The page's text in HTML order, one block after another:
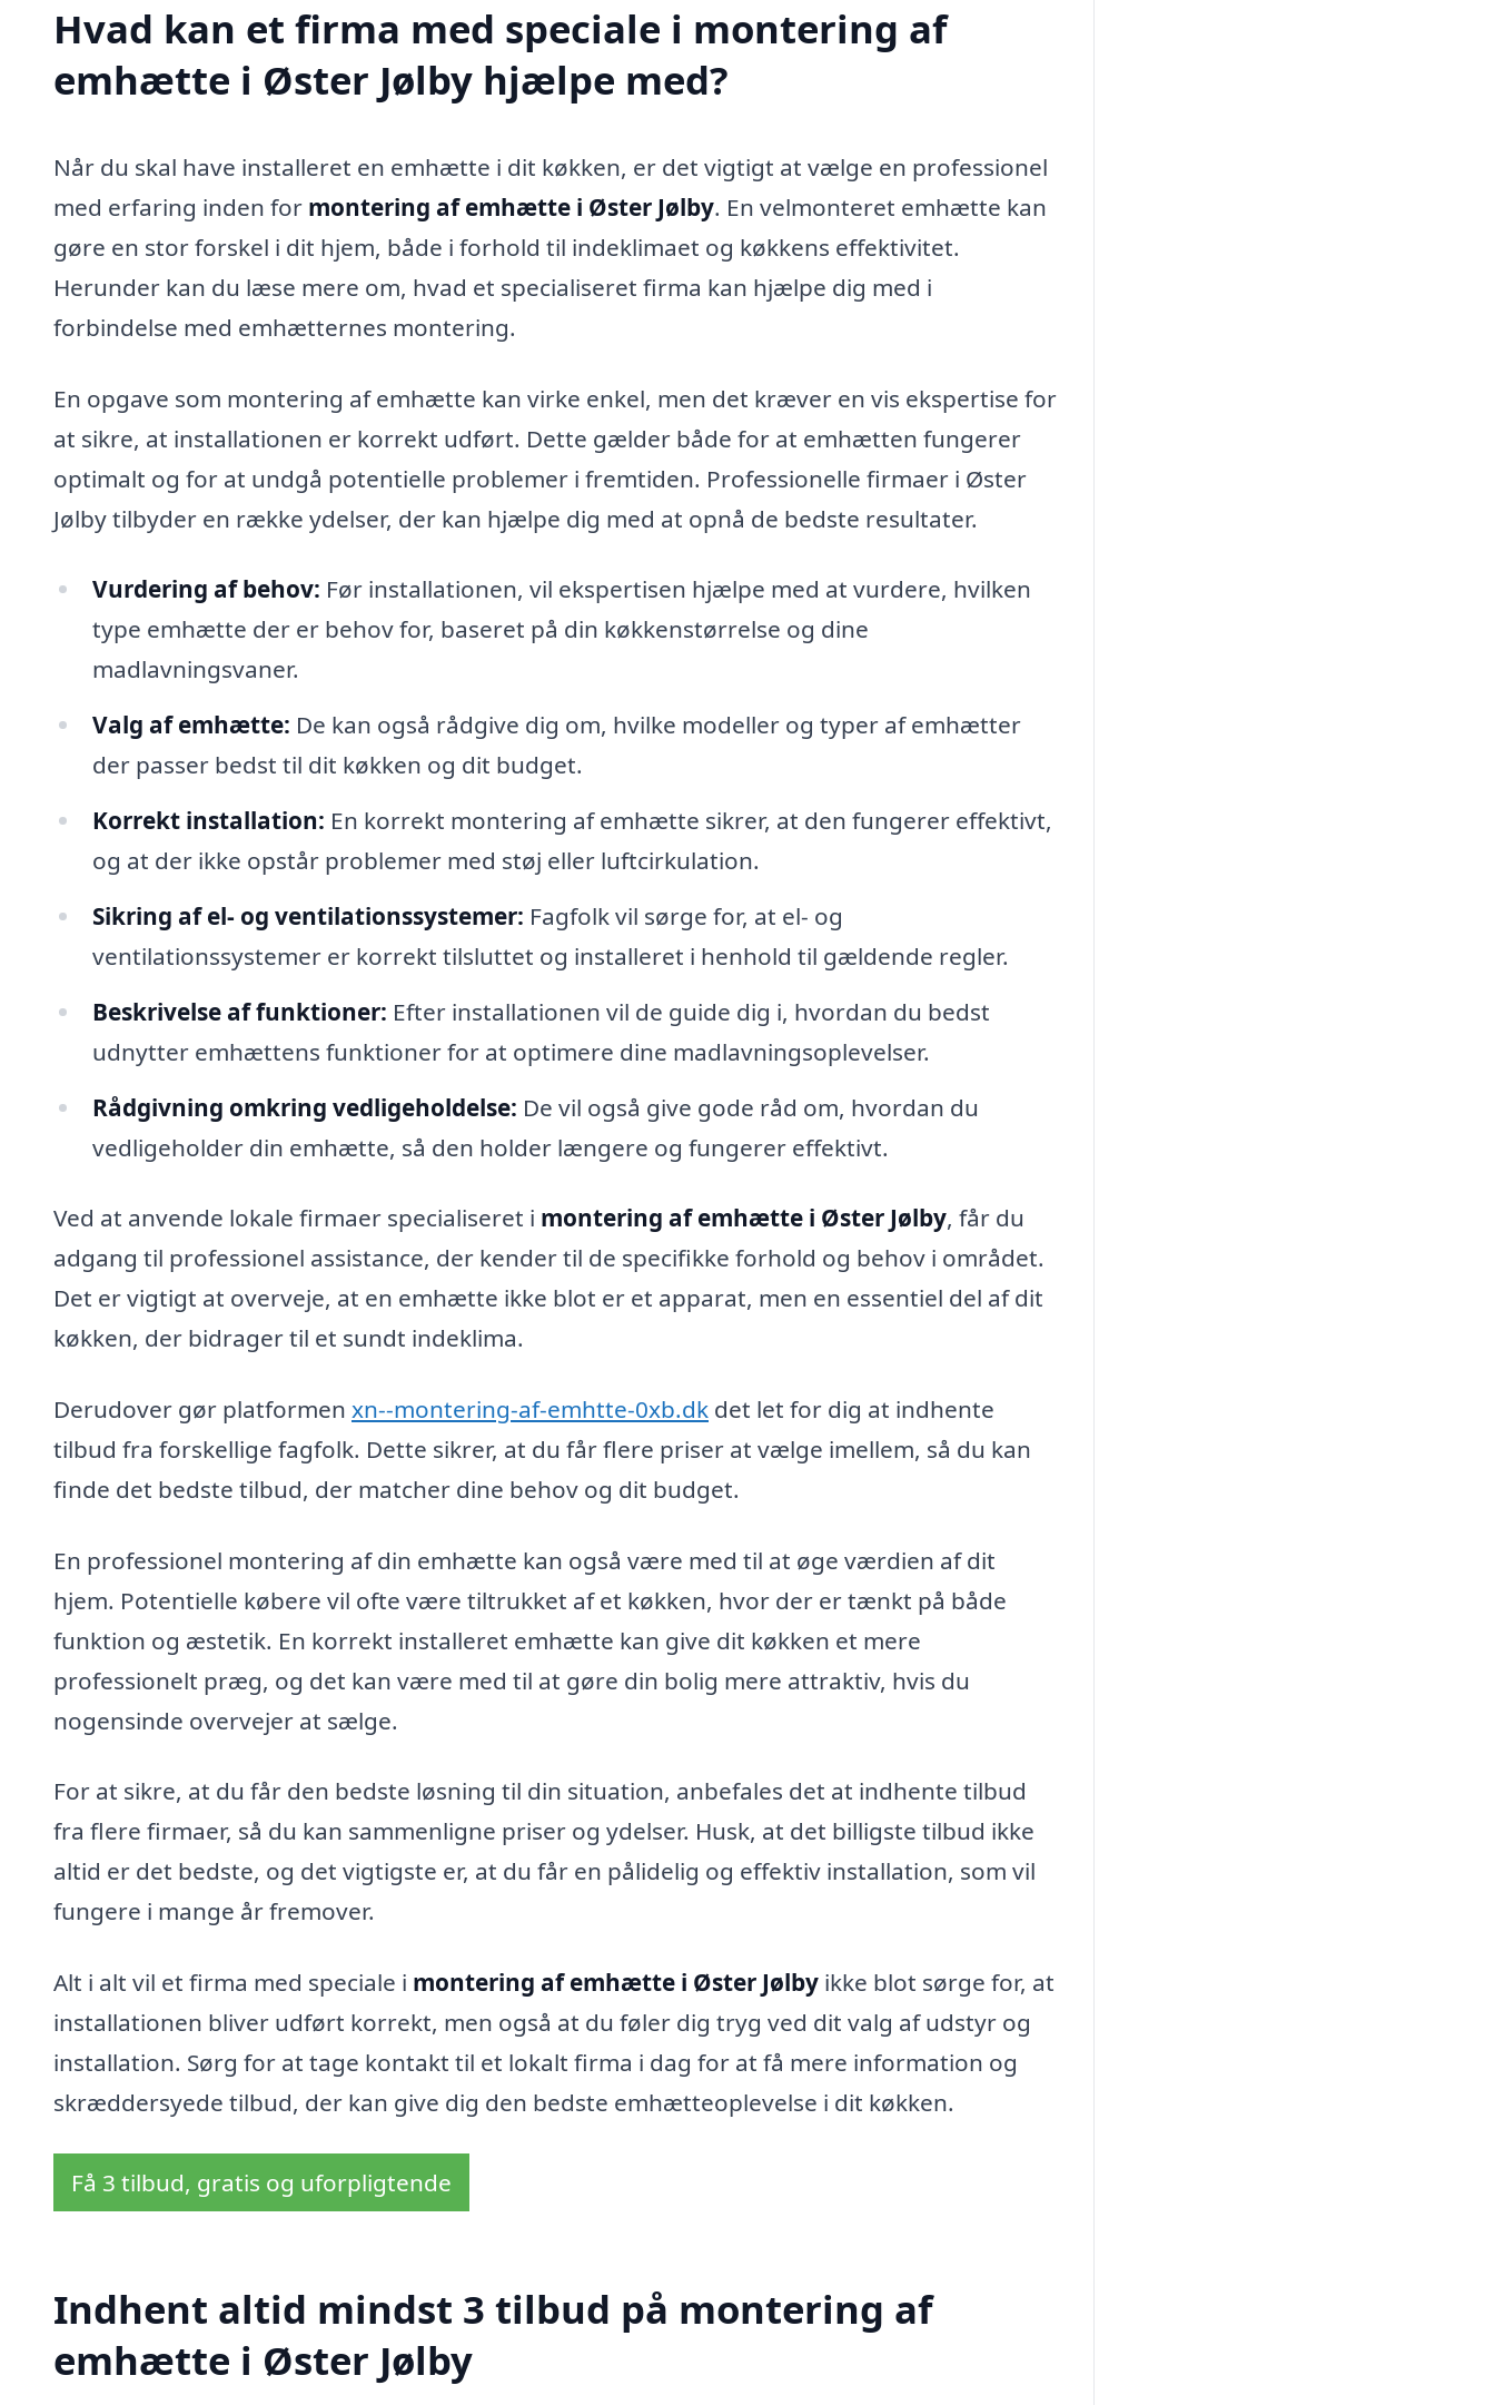
Hvad kan et firma med speciale i montering af
emhætte i Øster Jølby hjælpe med?
Når du skal have installeret en emhætte i dit køkken, er det vigtigt at vælge en professionel
med erfaring inden for montering af emhætte i Øster Jølby. En velmonteret emhætte kan
gøre en stor forskel i dit hjem, både i forhold til indeklimaet og køkkens effektivitet.
Herunder kan du læse mere om, hvad et specialiseret firma kan hjælpe dig med i
forbindelse med emhætternes montering.
En opgave som montering af emhætte kan virke enkel, men det kræver en vis ekspertise for
at sikre, at installationen er korrekt udført. Dette gælder både for at emhætten fungerer
optimalt og for at undgå potentielle problemer i fremtiden. Professionelle firmaer i Øster
Jølby tilbyder en række ydelser, der kan hjælpe dig med at opnå de bedste resultater.
Vurdering af behov: Før installationen, vil ekspertisen hjælpe med at vurdere, hvilken
type emhætte der er behov for, baseret på din køkkenstørrelse og dine
madlavningsvaner.
Valg af emhætte: De kan også rådgive dig om, hvilke modeller og typer af emhætter
der passer bedst til dit køkken og dit budget.
Korrekt installation: En korrekt montering af emhætte sikrer, at den fungerer effektivt,
og at der ikke opstår problemer med støj eller luftcirkulation.
Sikring af el- og ventilationssystemer: Fagfolk vil sørge for, at el- og
ventilationssystemer er korrekt tilsluttet og installeret i henhold til gældende regler.
Beskrivelse af funktioner: Efter installationen vil de guide dig i, hvordan du bedst
udnytter emhættens funktioner for at optimere dine madlavningsoplevelser.
Rådgivning omkring vedligeholdelse: De vil også give gode råd om, hvordan du
vedligeholder din emhætte, så den holder længere og fungerer effektivt.
Ved at anvende lokale firmaer specialiseret i montering af emhætte i Øster Jølby, får du
adgang til professionel assistance, der kender til de specifikke forhold og behov i området.
Det er vigtigt at overveje, at en emhætte ikke blot er et apparat, men en essentiel del af dit
køkken, der bidrager til et sundt indeklima.
Derudover gør platformen xn--montering-af-emhtte-0xb.dk det let for dig at indhente
tilbud fra forskellige fagfolk. Dette sikrer, at du får flere priser at vælge imellem, så du kan
finde det bedste tilbud, der matcher dine behov og dit budget.
En professionel montering af din emhætte kan også være med til at øge værdien af dit
hjem. Potentielle købere vil ofte være tiltrukket af et køkken, hvor der er tænkt på både
funktion og æstetik. En korrekt installeret emhætte kan give dit køkken et mere
professionelt præg, og det kan være med til at gøre din bolig mere attraktiv, hvis du
nogensinde overvejer at sælge.
For at sikre, at du får den bedste løsning til din situation, anbefales det at indhente tilbud
fra flere firmaer, så du kan sammenligne priser og ydelser. Husk, at det billigste tilbud ikke
altid er det bedste, og det vigtigste er, at du får en pålidelig og effektiv installation, som vil
fungere i mange år fremover.
Alt i alt vil et firma med speciale i montering af emhætte i Øster Jølby ikke blot sørge for, at
installationen bliver udført korrekt, men også at du føler dig tryg ved dit valg af udstyr og
installation. Sørg for at tage kontakt til et lokalt firma i dag for at få mere information og
skræddersyede tilbud, der kan give dig den bedste emhætteoplevelse i dit køkken.
Få 3 tilbud, gratis og uforpligtende
Indhent altid mindst 3 tilbud på montering af
emhætte i Øster Jølby